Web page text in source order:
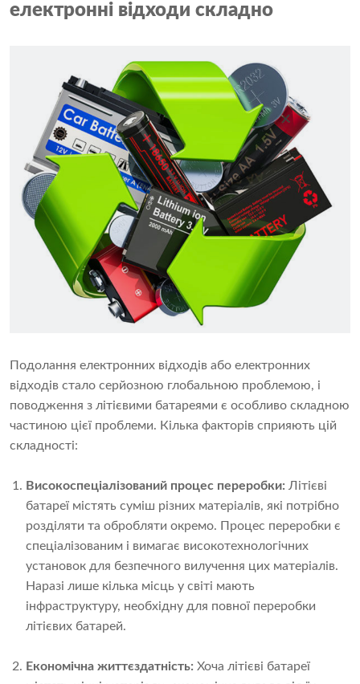
електронні відходи складно
Подолання електронних відходів або електронних
відходів стало серйозною глобальною проблемою, і
поводження з літієвими батареями є особливо складною
частиною цієї проблеми. Кілька факторів сприяють цій
складності:
Високоспеціалізований процес переробки: Літієві
батареї містять суміш різних матеріалів, які потрібно
розділяти та обробляти окремо. Процес переробки є
спеціалізованим і вимагає високотехнологічних
установок для безпечного вилучення цих матеріалів.
Наразі лише кілька місць у світі мають
інфраструктуру, необхідну для повної переробки
літієвих батарей.
Економічна життєздатність: Хоча літієві батареї